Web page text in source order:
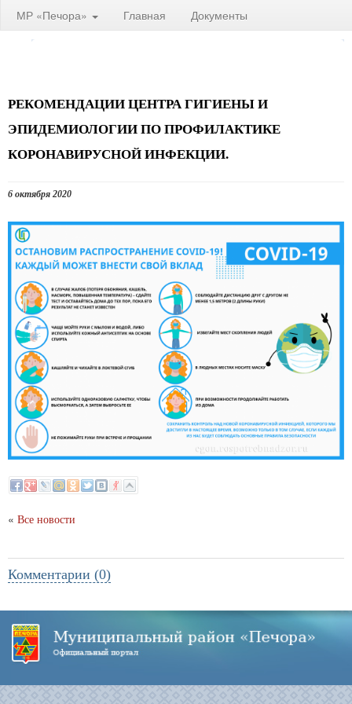
МР «Печора» Главная Документы
РЕКОМЕНДАЦИИ ЦЕНТРА ГИГИЕНЫ И
ЭПИДЕМИОЛОГИИ ПО ПРОФИЛАКТИКЕ
КОРОНАВИРУСНОЙ ИНФЕКЦИИ.
6 октября 2020
« Все новости
Комментарии (0)